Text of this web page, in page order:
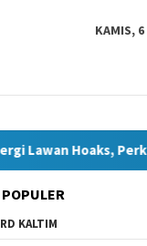
KAMIS,
Perkuat
KALTIM